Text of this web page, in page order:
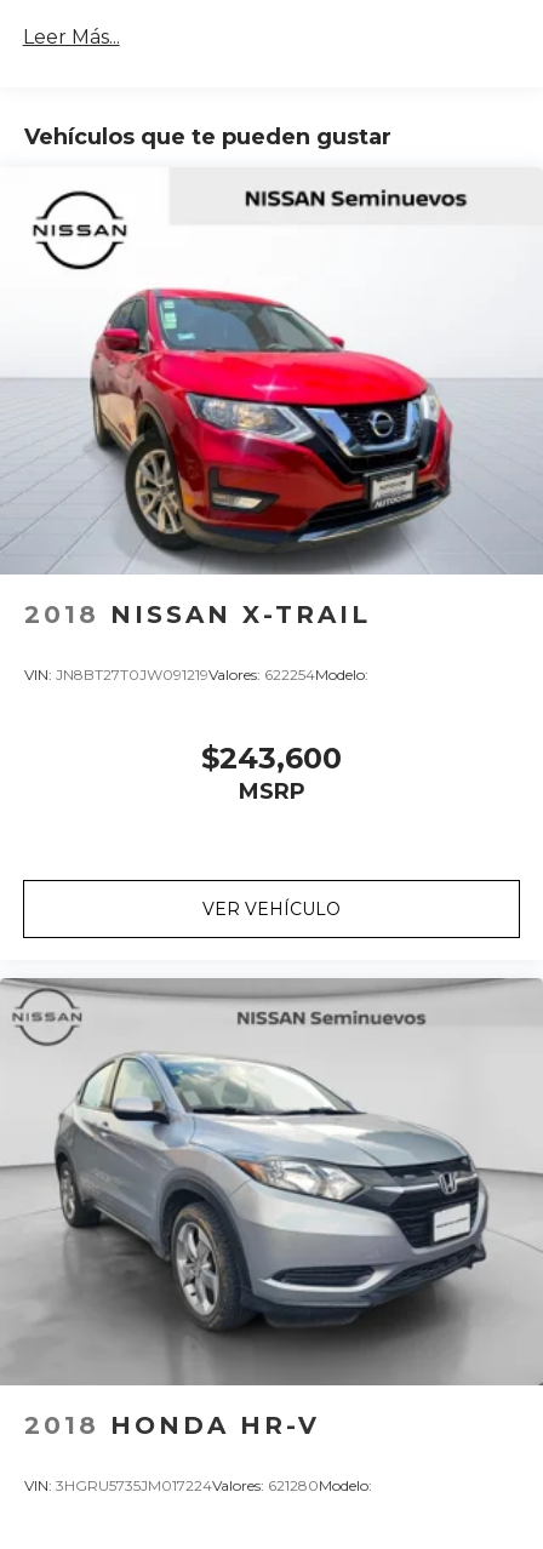
Leer Más...
Vehículos que te pueden gustar
2018 NISSAN X-TRAIL
VIN: JN8BT27T0JW091219Valores: 622254Modelo:
$243,600
MSRP
VER VEHÍCULO
2018 HONDA HR-V
VIN: 3HGRU5735JM017224Valores: 621280Modelo: